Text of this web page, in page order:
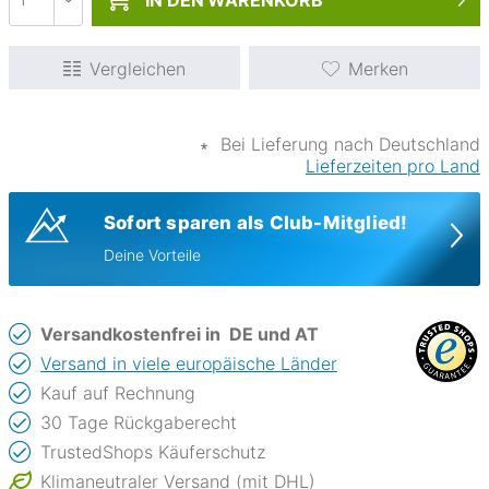
Vergleichen Merken
∗
Bei Lieferung nach Deutschland
Lieferzeiten pro Land
Sofort sparen als Club-Mitglied!
Deine Vorteile
Versandkostenfrei in DE und AT
Versand in viele europäische Länder
Kauf auf Rechnung
30 Tage Rückgaberecht
TrustedShops Käuferschutz
Klimaneutraler Versand (mit DHL)